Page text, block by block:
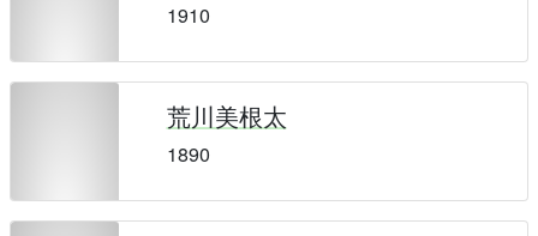
1910
荒川美根太
1890